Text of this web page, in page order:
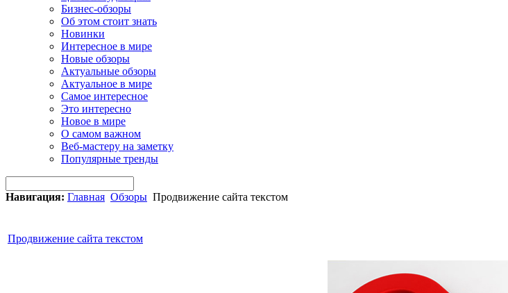
Бизнес-обзоры
Об этом стоит знать
Новинки
Интересное в мире
Новые обзоры
Актуальные обзоры
Актуальное в мире
Самое интересное
Это интересно
Новое в мире
О самом важном
Веб-мастеру на заметку
Популярные тренды
Навигация: Главная Обзоры Продвижение сайта текстом
Продвижение сайта текстом